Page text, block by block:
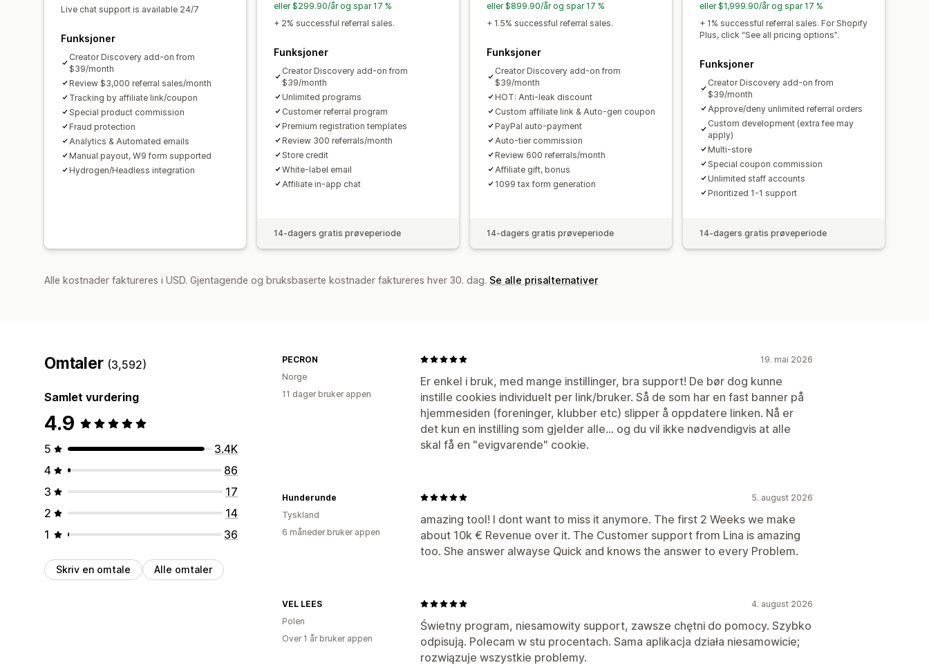
Tilpassede instrumentbord
Tilpasset registrering
Merkevareportal
Tilpassede skjemaer
Tilpasset merkevarebygging
Skatteskjemaer Bankoverføringer
Automatiske betalinger
Masseutbetalinger Kortutbetalinger PayPal Planlagte utbetalinger
Live chat support is available 24/7
Funksjoner
Creator Discovery add-on from
$39/month
Review $3,000 referral sales/month
Tracking by affiliate link/coupon
Special product commission
Fraud protection
Analytics & Automated emails
Manual payout, W9 form supported
Hydrogen/Headless integration
eller $299.90/år og spar 17 %
+ 2% successful referral sales.
Funksjoner
Creator Discovery add-on from
$39/month
Unlimited programs
Customer referral program
Premium registration templates
Review 300 referrals/month
Store credit
White-label email
Affiliate in-app chat
14-dagers gratis prøveperiode
eller $899.90/år og spar 17 %
+ 1.5% successful referral sales.
Funksjoner
Creator Discovery add-on from
$39/month
HOT: Anti-leak discount
Custom affiliate link & Auto-gen coupon
PayPal auto-payment
Auto-tier commission
Review 600 referrals/month
Affiliate gift, bonus
1099 tax form generation
14-dagers gratis prøveperiode
eller $1,999.90/år og spar 17 %
+ 1% successful referral sales. For Shopify
Plus, click “See all pricing options”.
Funksjoner
Creator Discovery add-on from
$39/month
Approve/deny unlimited referral orders
Custom development (extra fee may
apply)
Multi-store
Special coupon commission
Unlimited staff accounts
Prioritized 1-1 support
14-dagers gratis prøveperiode
Alle kostnader faktureres i USD. Gjentagende og bruksbaserte kostnader faktureres hver 30. dag. Se alle prisalternativer
Omtaler (3,592)
Samlet vurdering
4.9
5
3.4K
4
86
3
17
2
14
1
36
Skriv en omtale Alle omtaler
19. mai 2026
Er enkel i bruk, med mange instillinger, bra support! De bør dog kunne
instille cookies individuelt per link/bruker. Så de som har en fast banner på
hjemmesiden (foreninger, klubber etc) slipper å oppdatere linken. Nå er
det kun en instilling som gjelder alle... og du vil ikke nødvendigvis at alle
skal få en "evigvarende" cookie.
PECRON
Norge
11 dager bruker appen
5. august 2026
amazing tool! I dont want to miss it anymore. The first 2 Weeks we make
about 10k € Revenue over it. The Customer support from Lina is amazing
too. She answer alwayse Quick and knows the answer to every Problem.
Hunderunde
Tyskland
6 måneder bruker appen
4. august 2026
Świetny program, niesamowity support, zawsze chętni do pomocy. Szybko
odpisują. Polecam w stu procentach. Sama aplikacja działa niesamowicie;
rozwiązuje wszystkie problemy.
VEL LEES
Polen
Over 1 år bruker appen